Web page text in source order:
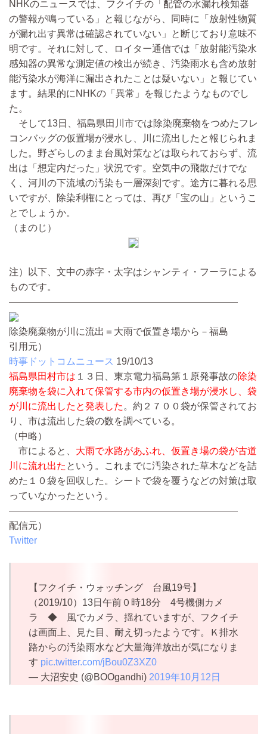
NHKのニュースでは、フクイチの「配管の水漏れ検知器
の警報が鳴っている」と報じながら、同時に「放射性物質
が漏れ出す異常は確認されていない」と断じており意味不
明です。それに対して、ロイター通信では「放射能汚染水
感知器の異常な測定値の検出が続き、汚染雨水も含め放射
能汚染水が海洋に漏出されたことは疑いない」と報じてい
ます。結果的にNHKの「異常」を報じたようなものでし
た。
そして13日、福島県田川市では除染廃棄物をつめたフレ
コンバッグの仮置場が浸水し、川に流出したと報じられま
した。野ざらしのまま台風対策などは取られておらず、流
出は「想定内だった」状況です。空気中の飛散だけでな
く、河川の下流域の汚染も一層深刻です。途方に暮れる思
いですが、除染利権にとっては、再び「宝の山」というこ
とでしょうか。
（まのじ）
注）以下、文中の赤字・太字はシャンティ・フーラによる
ものです。
————————————————————————
除染廃棄物が川に流出＝大雨で仮置き場から－福島
引用元）
時事ドットコムニュース 19/10/13
福島県田村市は １３日、東京電力福島第１原発事故の除染
廃棄物を袋に入れて保管する市内の仮置き場が浸水し、袋
が川に流出したと発表した 。約２７００袋が保管されてお
り、市は流出した袋の数を調べている。
（中略）
市によると、 大雨で水路があふれ、仮置き場の袋が古道
川に流れ出た という。これまでに汚染された草木などを詰
めた１０袋を回収した。シートで袋を覆うなどの対策は取
っていなかったという。
————————————————————————
配信元）
Twitter
【フクイチ・ウォッチング 台風19号】
（2019/10）13日午前０時18分 4号機側カメ
ラ ◆ 風でカメラ、揺れていますが、フクイチ
は画面上、見た目、耐え切ったようです。Ｋ排水
路からの汚染雨水など大量海洋放出が気になりま
す pic.twitter.com/jBou0Z3XZ0
— 大沼安史 (@BOOgandhi) 2019年10月12日